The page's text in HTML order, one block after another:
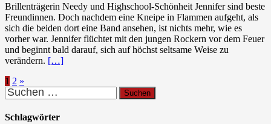
Brillenträgerin Needy und Highschool-Schönheit Jennifer sind beste
Freundinnen. Doch nachdem eine Kneipe in Flammen aufgeht, als
sich die beiden dort eine Band ansehen, ist nichts mehr, wie es
vorher war. Jennifer flüchtet mit den jungen Rockern vor dem Feuer
und beginnt bald darauf, sich auf höchst seltsame Weise zu
verändern. […]
Seitennummerierung
der
Beiträge
1 2 »
Suchen
nach:
Schlagwörter